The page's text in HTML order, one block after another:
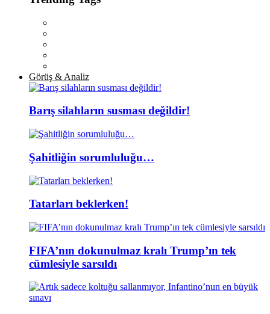
Görüş & Analiz
Barış silahların susması değildir!
Şahitliğin sorumluluğu…
Tatarları beklerken!
FIFA’nın dokunulmaz kralı Trump’ın tek
cümlesiyle sarsıldı